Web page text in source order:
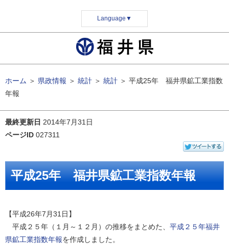
Language ▼
ホーム ＞ 県政情報 ＞ 統計 ＞ 統計 ＞ 平成25年 福井県鉱工業指数
年報
最終更新日 2014年7月31日
ページID 027311
平成25年 福井県鉱工業指数年報
【平成26年7月31日】
平成２５年（１月～１２月）の推移をまとめた、 平成２５年福井
県鉱工業指数年報を作成しました。